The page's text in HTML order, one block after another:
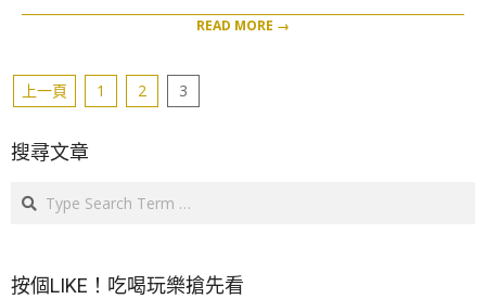
READ MORE →
文
分
上一頁 1 2 3
搜尋文章
Search
按個LIKE！吃喝玩樂搶先看